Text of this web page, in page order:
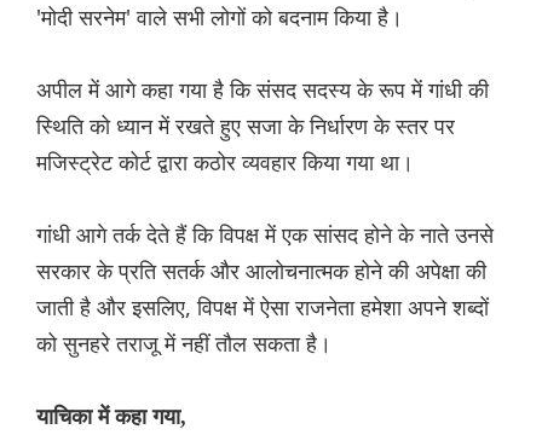
'मोदी सरनेम' वाले सभी लोगों को बदनाम किया है।
अपील में आगे कहा गया है कि संसद सदस्य के रूप में गांधी की
स्थिति को ध्यान में रखते हुए सजा के निर्धारण के स्तर पर
मजिस्ट्रेट कोर्ट द्वारा कठोर व्यवहार किया गया था।
गांधी आगे तर्क देते हैं कि विपक्ष में एक सांसद होने के नाते उनसे
सरकार के प्रति सतर्क और आलोचनात्मक होने की अपेक्षा की
जाती है और इसलिए, विपक्ष में ऐसा राजनेता हमेशा अपने शब्दों
को सुनहरे तराजू में नहीं तौल सकता है।
याचिका में कहा गया,